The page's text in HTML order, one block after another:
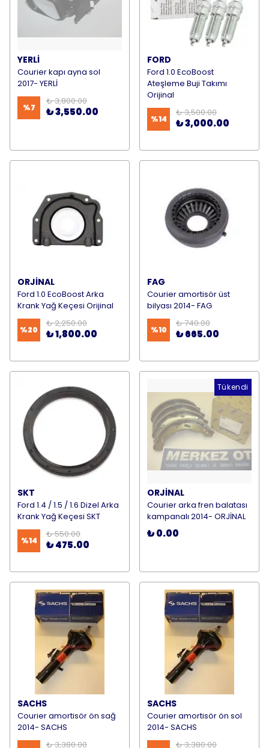
YERLİ
Courier kapı ayna sol
2017- YERLİ
%7
₺ 3,800.00
₺ 3,550.00
FORD
Ford 1.0 EcoBoost
Ateşleme Buji Takımı
Orijinal
%14
₺ 3,500.00
₺ 3,000.00
ORJİNAL
Ford 1.0 EcoBoost Arka
Krank Yağ Keçesi Orijinal
%20
₺ 2,250.00
₺ 1,800.00
FAG
Courier amortisör üst
bilyası 2014- FAG
%10
₺ 740.00
₺ 665.00
SKT
Ford 1.4 / 1.5 / 1.6 Dizel Arka
Krank Yağ Keçesi SKT
%14
₺ 550.00
₺ 475.00
Tükendi
ORJİNAL
Courier arka fren balatası
kampanalı 2014- ORJİNAL
₺ 0.00
SACHS
Courier amortisör ön sağ
2014- SACHS
₺ 3,380.00
SACHS
Courier amortisör ön sol
2014- SACHS
₺ 3,380.00